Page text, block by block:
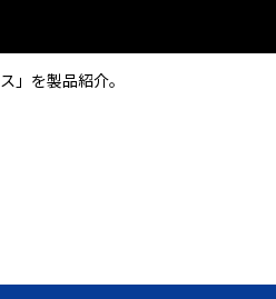
」を製品紹介。